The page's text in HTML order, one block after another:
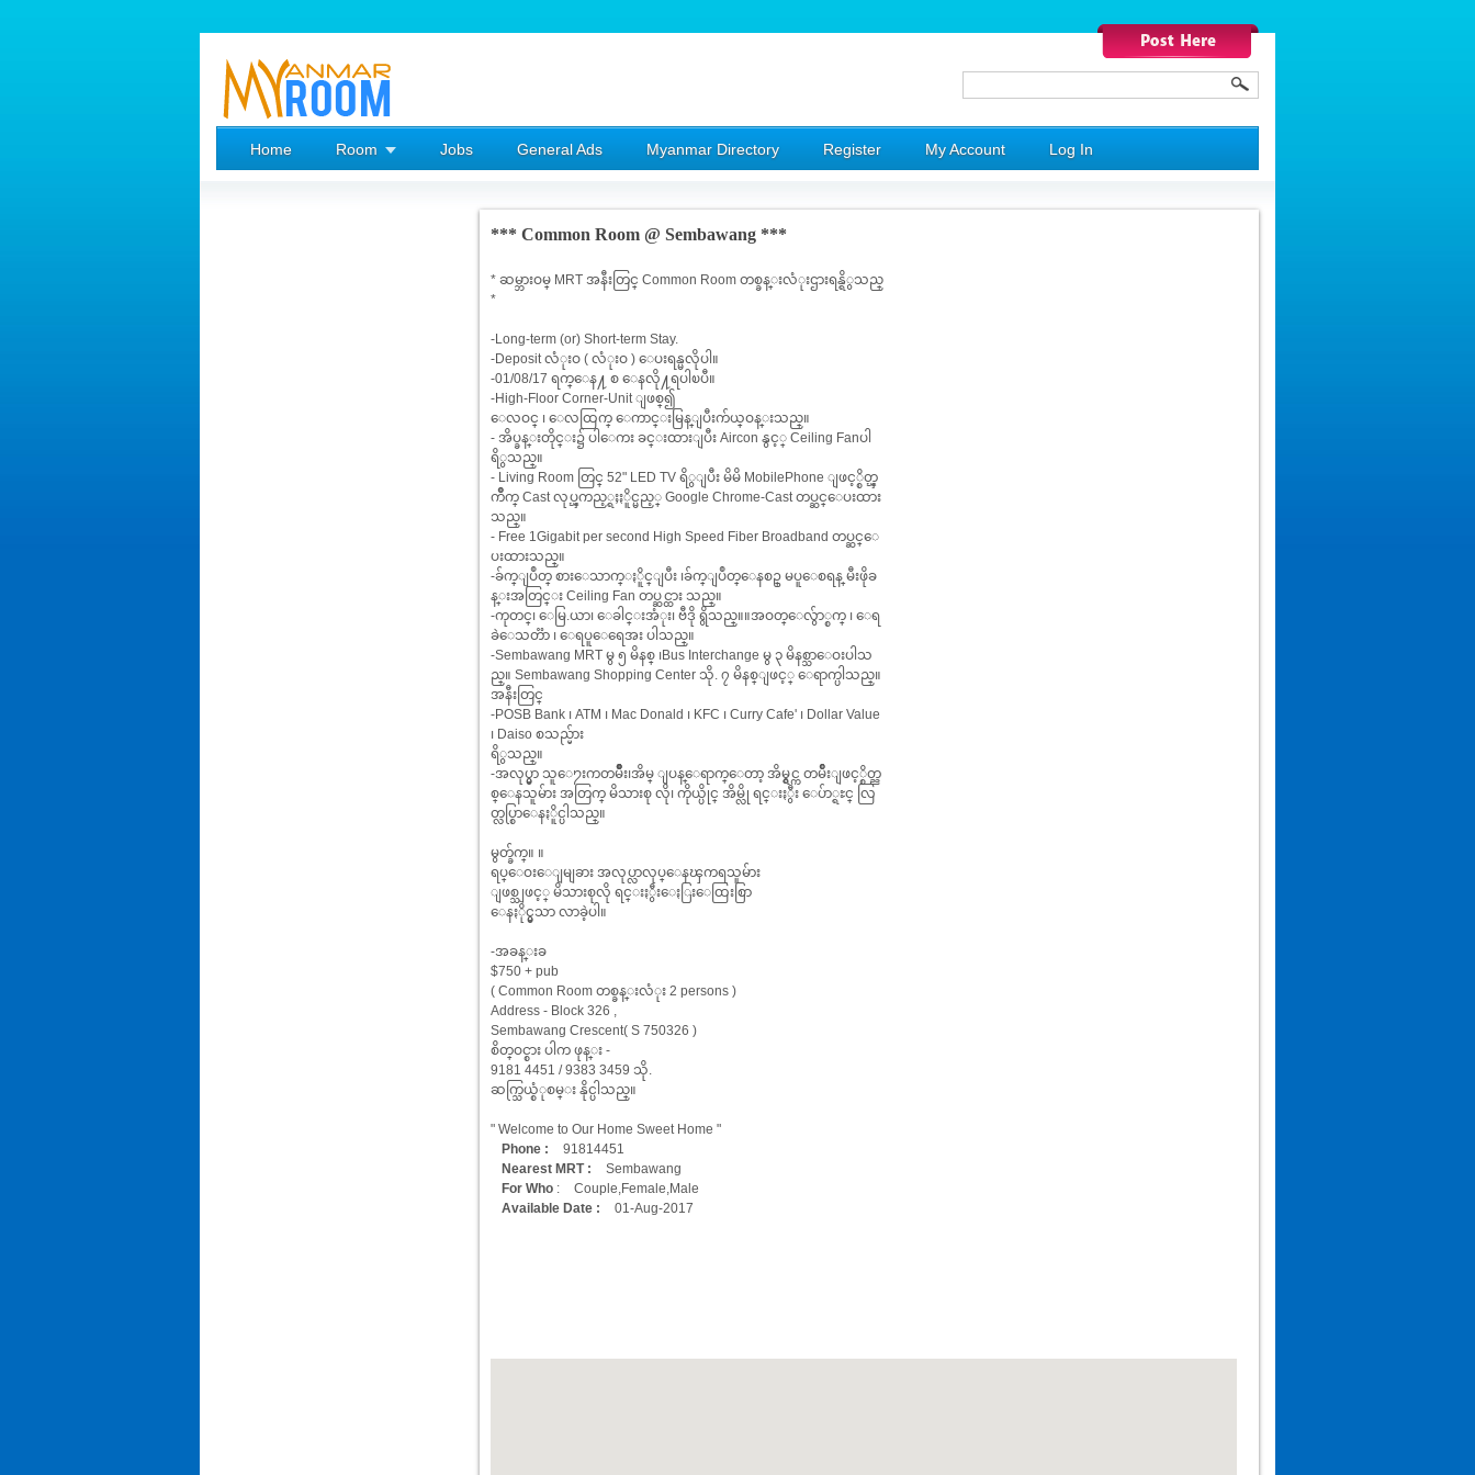
Home Room Jobs General Ads Myanmar Directory Register My Account Log In
*** Common Room @ Sembawang ***
* ဆမ္ဘားဝမ္ MRT အနီးတြင္ Common Room တစ္ခန္းလံုးဌားရန္ရိွသည္
*
-Long-term (or) Short-term Stay.
-Deposit လံုးဝ ( လံုးဝ ) ေပးရန္မလိုပါ။
-01/08/17 ရက္ေန႔ စ ေနလို႔ရပါၿပီ။
-High-Floor Corner-Unit ျဖစ္၍
ေလဝင္ ၊ ေလထြက္ ေကာင္းမြန္ျပီးက်ယ္ဝန္းသည္။
- အိပ္ခန္းတိုင္း၌ ပါေကး ခင္းထားျပီး Aircon နွင့္ Ceiling Fanပါ
ရိွသည္။
- Living Room တြင္ 52" LED TV ရိွျပီး မိမိ MobilePhone ျဖင့္စိတ္ၾ
ကိဳက္ Cast လုပ္ၾကည့္ရႈႏိူင္မည့္ Google Chrome-Cast တပ္ဆင္ေပးထား
သည္။
- Free 1Gigabit per second High Speed Fiber Broadband တပ္ဆင္ေ
ပးထားသည္။
-ခ်က္ျပဳတ္ စားေသာက္ႏိူင္ျပီး ၊ခ်က္ျပဳတ္ေနစဥ္ မပူေစရန္ မီးဖိုခ
န္းအတြင္း Ceiling Fan တပ္ဆင္ထား သည္။
-ကုတင္၊ ေမြ.ယာ၊ ေခါင္းအံုး၊ ဗီဒို ရွိသည္။။အဝတ္ေလ်ွာ္စက္ ၊ ေရ
ခဲေသတၱာ ၊ ေရပူေရေအး ပါသည္။
-Sembawang MRT မွ ၅ မိနစ္ ၊Bus Interchange မွ ၃ မိနစ္သာေဝးပါသ
ည္။ Sembawang Shopping Center သို. ၇ မိနစ္ျဖင့္ ေရာက္ပါသည္။
အနီးတြင္
-POSB Bank ၊ ATM ၊ Mac Donald ၊ KFC ၊ Curry Cafe' ၊ Dollar Value
၊ Daiso စသည္မ်ား
ရိွသည္။
-အလုပ္မွာ သူေ႒းကတမ်ိဳဳး၊အိမ္ ျပန္ေရာက္ေတာ့ အိမ္ရွင္က တမ်ိဳးျဖင့္စိတ္ည
စ္ေနသူမ်ား အတြက္ မိသားစု လို၊ ကိုယ္ပိုင္ အိမ္လို ရင္းႏွီး ေပ်ာ္ရႊင္ လြ
တ္လပ္စြာေနႏိူင္ပါသည္။
မွတ္ခ်က္။ ။
ရပ္ေဝးေျမျခား အလုပ္လာလုပ္ေနၾကရသူမ်ား
ျဖစ္သျဖင့္ မိသားစုလို ရင္းႏွီးေႏြးေထြးစြာ
ေနႏိုင္မွသာ လာခဲ့ပါ။
-အခန္းခ
$750 + pub
( Common Room တစ္ခန္းလံုး 2 persons )
Address - Block 326 ,
Sembawang Crescent( S 750326 )
စိတ္ဝင္စား ပါက ဖုန္း -
9181 4451 / 9383 3459 သို.
ဆက္သြယ္စံုစမ္း နိုင္ပါသည္။
" Welcome to Our Home Sweet Home "
Phone :
91814451
Nearest MRT :
Sembawang
For Who :
Couple,Female,Male
Available Date :
01-Aug-2017